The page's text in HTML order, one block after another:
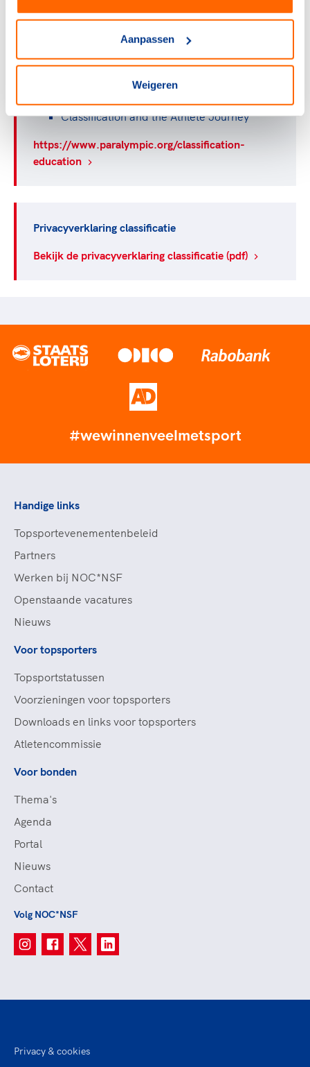
Aanpassen
Weigeren
The Paralympic Movement
Classification
The IPC Athlete Classification Code and
International Standards
Classification and the Athlete Journey
https://www.paralympic.org/classification-
education
Privacyverklaring classificatie
Bekijk de privacyverklaring classificatie (pdf)
#wewinnenveelmetsport
Handige links
Topsportevenementenbeleid
Partners
Werken bij NOC*NSF
Openstaande vacatures
Nieuws
Voor topsporters
Topsportstatussen
Voorzieningen voor topsporters
Downloads en links voor topsporters
Atletencommissie
Voor bonden
Thema's
Agenda
Portal
Nieuws
Contact
Volg NOC*NSF
Privacy & cookies